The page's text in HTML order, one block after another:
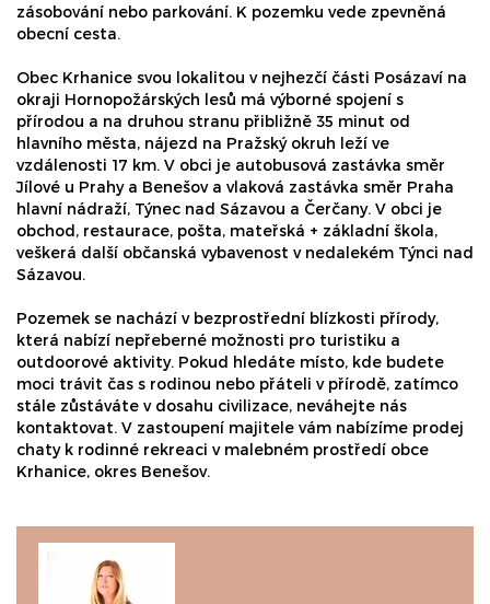
zásobování nebo parkování. K pozemku vede zpevněná
obecní cesta.
Obec Krhanice svou lokalitou v nejhezčí části Posázaví na
okraji Hornopožárských lesů má výborné spojení s
přírodou a na druhou stranu přibližně 35 minut od
hlavního města, nájezd na Pražský okruh leží ve
vzdálenosti 17 km. V obci je autobusová zastávka směr
Jílové u Prahy a Benešov a vlaková zastávka směr Praha
hlavní nádraží, Týnec nad Sázavou a Čerčany. V obci je
obchod, restaurace, pošta, mateřská + základní škola,
veškerá další občanská vybavenost v nedalekém Týnci nad
Sázavou.
Pozemek se nachází v bezprostřední blízkosti přírody,
která nabízí nepřeberné možnosti pro turistiku a
outdoorové aktivity. Pokud hledáte místo, kde budete
moci trávit čas s rodinou nebo přáteli v přírodě, zatímco
stále zůstáváte v dosahu civilizace, neváhejte nás
kontaktovat. V zastoupení majitele vám nabízíme prodej
chaty k rodinné rekreaci v malebném prostředí obce
Krhanice, okres Benešov.